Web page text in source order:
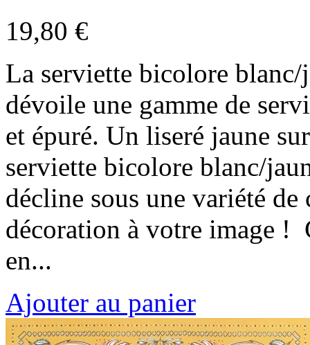
19,80 €
La serviette bicolore
dévoile une gamme de
et épuré. Un liseré jaune
serviette bicolore blanc/
décline sous une variété
décoration à votre image !
en...
Ajouter au panier